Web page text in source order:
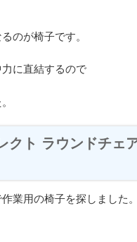
のが椅子です。
に直結するので
クト ラウンドチェ
業用の椅子を探しました。